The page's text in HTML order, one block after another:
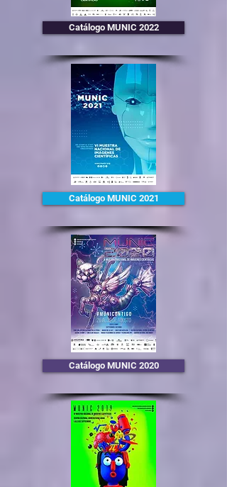
Catálogo MUNIC 2022
Catálogo MUNIC 2021
Catálogo MUNIC 2020